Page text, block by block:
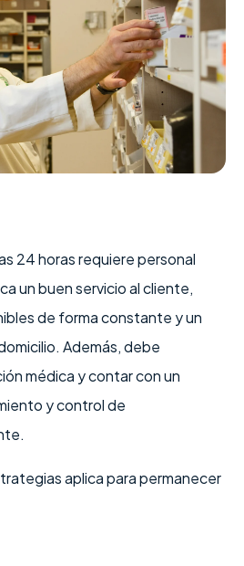
24 horas requiere personal
un buen servicio al cliente,
de forma constante y un
Además, debe
médica y contar con un
y control de
aplica para permanecer